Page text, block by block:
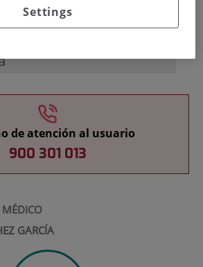
de atención al usuario
900 301 013
GARCÍA
Settings